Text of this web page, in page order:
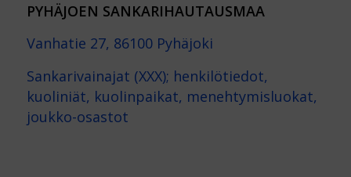
PYHÄJOEN SANKARIHAUTAUSMAA
Vanhatie 27, 86100 Pyhäjoki
Sankarivainajat (XXX); henkilötiedot,
kuoliniät, kuolinpaikat, menehtymisluokat,
joukko-osastot